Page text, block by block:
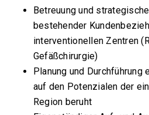
Betreuung und
bestehender
interventionellen Zentren
Gefäßchirurgie)
Planung und
auf den Potenzialen der
Region beruht